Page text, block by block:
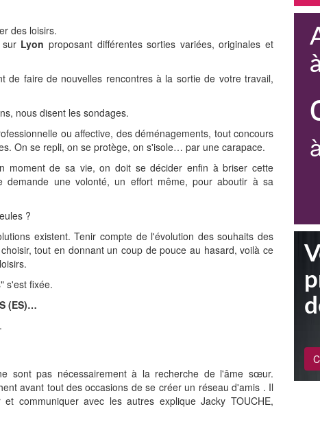
des loisirs.
sur Lyon proposant différentes sorties variées, originales et
de faire de nouvelles rencontres à la sortie de votre travail,
nous disent les sondages.
ou affective, des déménagements, tout concours
On se repli, on se protège, on s'isole… par une carapace.
moment de sa vie, on doit se décider enfin à briser cette
une volonté, un effort même, pour aboutir à sa
?
existent. Tenir compte de l'évolution des souhaits des
tout en donnant un coup de pouce au hasard, voilà ce
s'est fixée.
(ES)…
sont pas nécessairement à la recherche de l'âme sœur.
avant tout des occasions de se créer un réseau d'amis . Il
communiquer avec les autres explique Jacky TOUCHE,